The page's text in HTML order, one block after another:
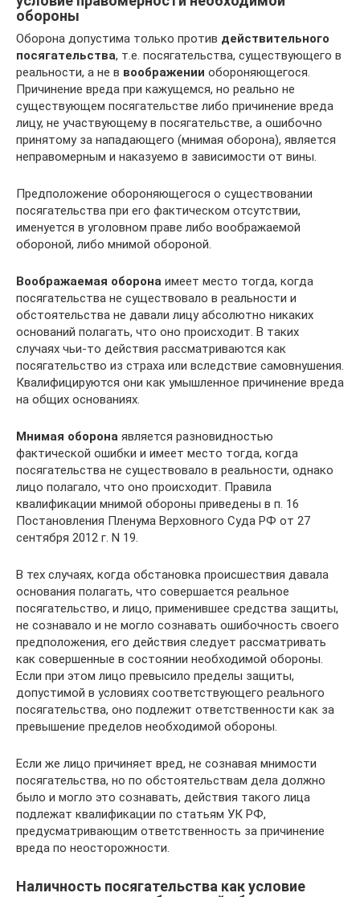
обороны
Оборона допустима только против действительного
посягательства, т.е. посягательства, существующего в
реальности, а не в воображении обороняющегося.
Причинение вреда при кажущемся, но реально не
существующем посягательстве либо причинение вреда
лицу, не участвующему в посягательстве, а ошибочно
принятому за нападающего (мнимая оборона), является
неправомерным и наказуемо в зависимости от вины.
Предположение обороняющегося о существовании
посягательства при его фактическом отсутствии,
именуется в уголовном праве либо воображаемой
обороной, либо мнимой обороной.
Воображаемая оборона имеет место тогда, когда
посягательства не существовало в реальности и
обстоятельства не давали лицу абсолютно никаких
оснований полагать, что оно происходит. В таких
случаях чьи-то действия рассматриваются как
посягательство из страха или вследствие самовнушения.
Квалифицируются они как умышленное причинение вреда
на общих основаниях.
Мнимая оборона является разновидностью
фактической ошибки и имеет место тогда, когда
посягательства не существовало в реальности, однако
лицо полагало, что оно происходит. Правила
квалификации мнимой обороны приведены в п. 16
Постановления Пленума Верховного Суда РФ от 27
сентября 2012 г. N 19.
В тех случаях, когда обстановка происшествия давала
основания полагать, что совершается реальное
посягательство, и лицо, применившее средства защиты,
не сознавало и не могло сознавать ошибочность своего
предположения, его действия следует рассматривать
как совершенные в состоянии необходимой обороны.
Если при этом лицо превысило пределы защиты,
допустимой в условиях соответствующего реального
посягательства, оно подлежит ответственности как за
превышение пределов необходимой обороны.
Если же лицо причиняет вред, не сознавая мнимости
посягательства, но по обстоятельствам дела должно
было и могло это сознавать, действия такого лица
подлежат квалификации по статьям УК РФ,
предусматривающим ответственность за причинение
вреда по неосторожности.
Наличность посягательства как условие